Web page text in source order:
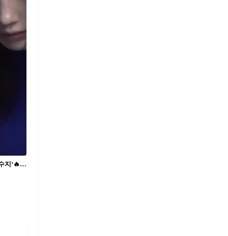
수지롭다💙❤️셀린느 수지 요즘 대세는 ‘수지‘🔥수지들이 미모 난리에요!